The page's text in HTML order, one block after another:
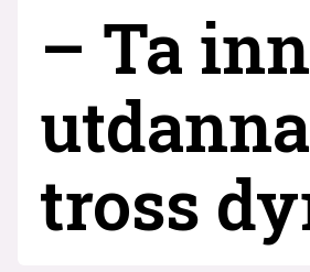
– Ta
tross